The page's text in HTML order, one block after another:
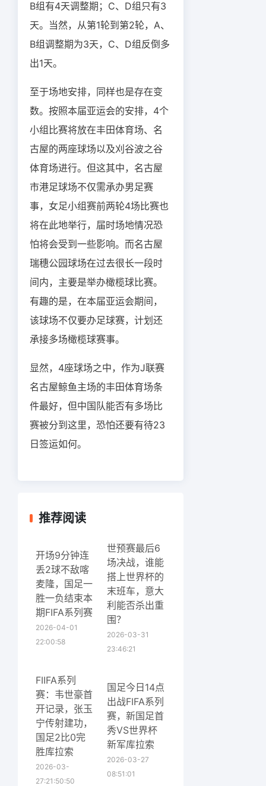
B组有4天调整期；C、D组只有3
天。当然，从第1轮到第2轮，A、
B组调整期为3天，C、D组反倒多
出1天。
至于场地安排，同样也是存在变
数。按照本届亚运会的安排，4个
小组比赛将放在丰田体育场、名
古屋的两座球场以及刈谷波之谷
体育场进行。但这其中，名古屋
市港足球场不仅需承办男足赛
事，女足小组赛前两轮4场比赛也
将在此地举行，届时场地情况恐
怕将会受到一些影响。而名古屋
瑞穗公园球场在过去很长一段时
间内，主要是举办橄榄球比赛。
有趣的是，在本届亚运会期间，
该球场不仅要办足球赛，计划还
承接多场橄榄球赛事。
显然，4座球场之中，作为J联赛
名古屋鲸鱼主场的丰田体育场条
件最好，但中国队能否有多场比
赛被分到这里，恐怕还要有待23
日签运如何。
推荐阅读
开场9分钟连
丢2球不敌喀
麦隆，国足一
胜一负结束本
期FIFA系列赛
2026-04-01
22:00:58
世预赛最后6
场决战，谁能
搭上世界杯的
末班车，意大
利能否杀出重
围？
2026-03-31
23:46:21
FIIFA系列
赛：韦世豪首
开记录，张玉
宁传射建功，
国足2比0完
胜库拉索
2026-03-
27:21:50:50
国足今日14点
出战FIFA系列
赛，新国足首
秀VS世界杯
新军库拉索
2026-03-27
08:51:01